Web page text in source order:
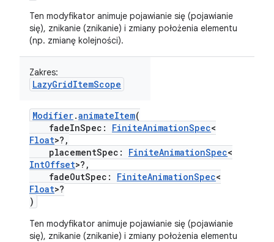
Ten modyfikator animuje pojawianie się (pojawianie
się), znikanie (znikanie) i zmiany położenia elementu
(np. zmianę kolejności).
Zakres:
LazyGridItemScope
Modifier.animateItem(
fadeInSpec: FiniteAnimationSpec<
Float>?,
placementSpec: FiniteAnimationSpec<
IntOffset>?,
fadeOutSpec: FiniteAnimationSpec<
Float>?
)
Ten modyfikator animuje pojawianie się (pojawianie
się), znikanie (znikanie) i zmiany położenia elementu